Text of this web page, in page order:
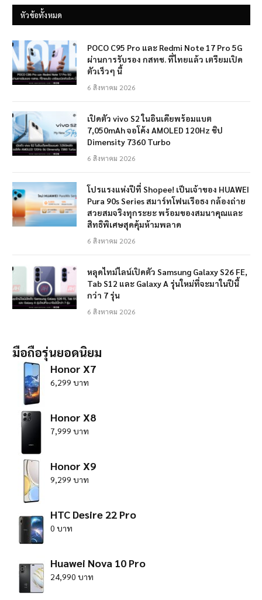
หัวข้อทั้งหมด
POCO C95 Pro และ Redmi Note 17 Pro 5G
ผ่านการรับรอง กสทช. ที่ไทยแล้ว เตรียมเปิด
ตัวเร็วๆ นี้
6 สิงหาคม 2026
เปิดตัว vivo S2 ในอินเดียพร้อมแบต
7,050mAh จอโค้ง AMOLED 120Hz ชิป
Dimensity 7360 Turbo
6 สิงหาคม 2026
โปรแรงแห่งปีที่ Shopee! เป็นเจ้าของ HUAWEI
Pura 90s Series สมาร์ทโฟนเรือธง กล้องถ่าย
สวยสมจริงทุกระยะ พร้อมของสมนาคุณและ
สิทธิพิเศษสุดคุ้มห้ามพลาด
6 สิงหาคม 2026
หลุดไทม์ไลน์เปิดตัว Samsung Galaxy S26 FE,
Tab S12 และ Galaxy A รุ่นใหม่ที่จะมาในปีนี้
กว่า 7 รุ่น
6 สิงหาคม 2026
มือถือรุ่นยอดนิยม
Honor X7
6,299 บาท
Honor X8
7,999 บาท
Honor X9
9,299 บาท
HTC Desire 22 Pro
0 บาท
Huawei Nova 10 Pro
24,990 บาท